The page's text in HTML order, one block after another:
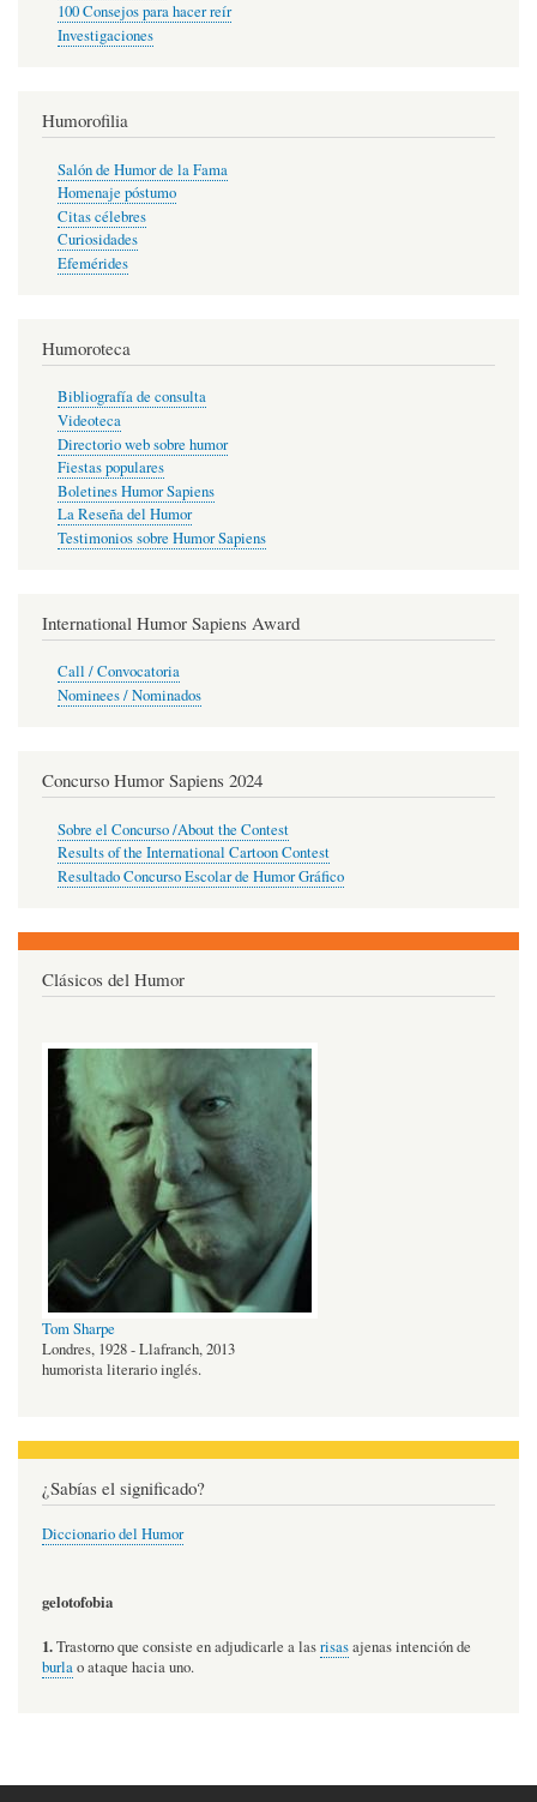
100 Consejos para hacer reír
Investigaciones
Humorofilia
Salón de Humor de la Fama
Homenaje póstumo
Citas célebres
Curiosidades
Efemérides
Humoroteca
Bibliografía de consulta
Videoteca
Directorio web sobre humor
Fiestas populares
Boletines Humor Sapiens
La Reseña del Humor
Testimonios sobre Humor Sapiens
International Humor Sapiens Award
Call / Convocatoria
Nominees / Nominados
Concurso Humor Sapiens 2024
Sobre el Concurso /About the Contest
Results of the International Cartoon Contest
Resultado Concurso Escolar de Humor Gráfico
Clásicos del Humor
Tom Sharpe
Londres, 1928 - Llafranch, 2013
humorista literario inglés.
¿Sabías el significado?
Diccionario del Humor
gelotofobia
1.Trastorno que consiste en adjudicarle a lasrisasajenas intención de
burlao ataque hacia uno.